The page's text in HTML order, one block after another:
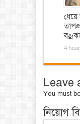
4
Leave
You must be
নিয়োগ